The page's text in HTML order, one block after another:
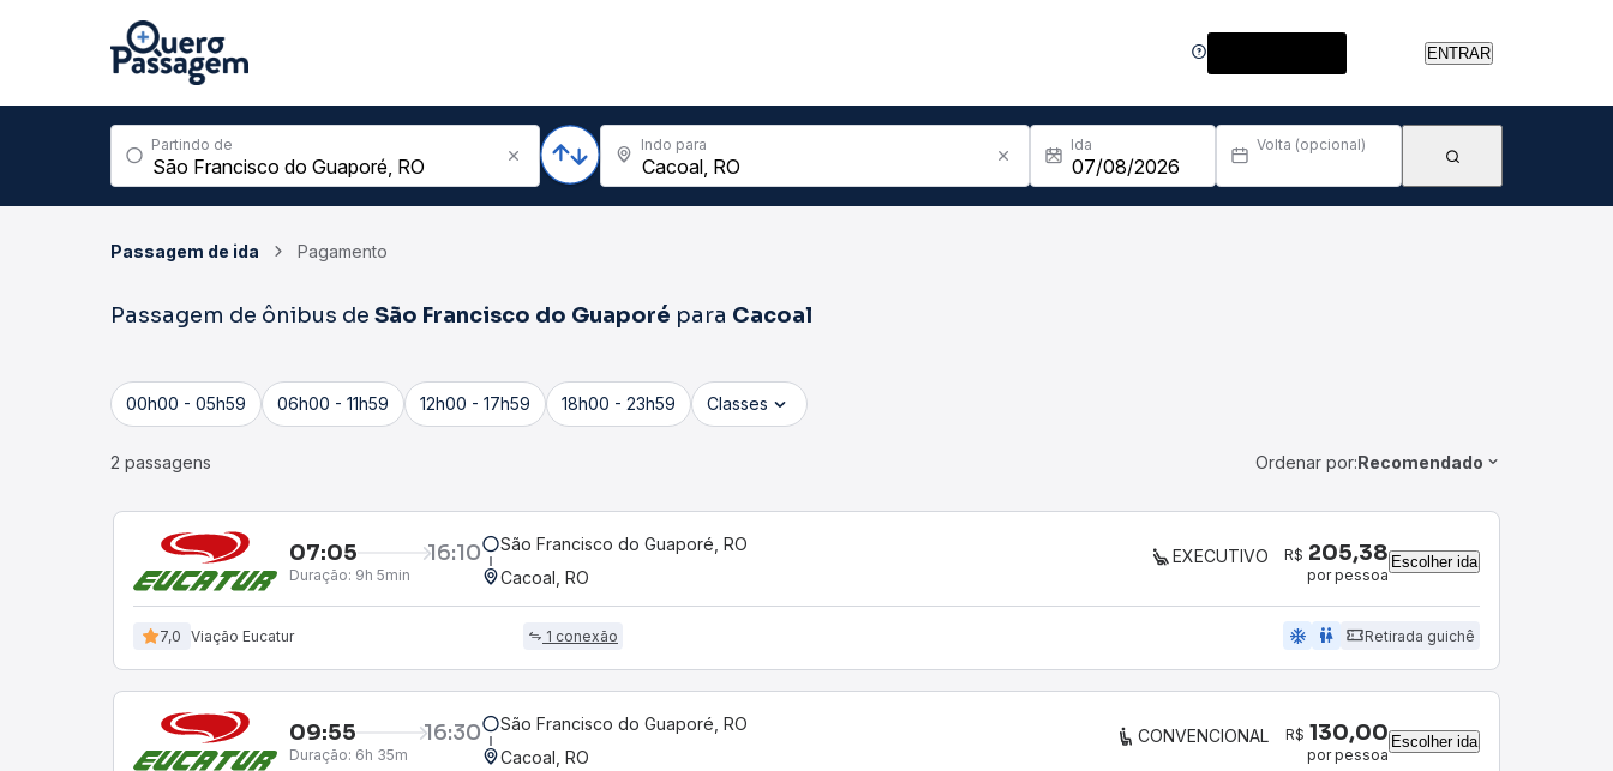
ENTRAR
Partindo de Indo para Ida Volta (opcional)
Passagem de ida Pagamento
Passagem de ônibus de São Francisco do Guaporé para Cacoal
00h00 - 05h59 06h00 - 11h59 12h00 - 17h59 18h00 - 23h59 Classes
2 passagens Ordenar por:Recomendado
07:05 16:10
Duração: 9h 5min
São Francisco do Guaporé, RO
Cacoal, RO
EXECUTIVO R$ 205,38
por pessoa
Escolher ida
7,0 Viação Eucatur 1 conexão ac_unit wc Retirada guichê
09:55 16:30
Duração: 6h 35m
São Francisco do Guaporé, RO
Cacoal, RO
CONVENCIONAL R$ 130,00
por pessoa
Escolher ida